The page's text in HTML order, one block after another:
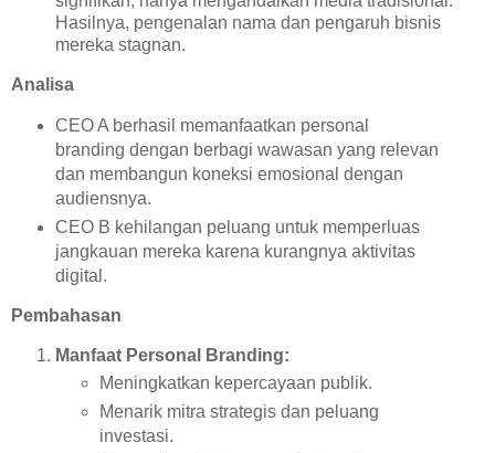
Hasilnya, pengenalan nama dan pengaruh bisnis
mereka stagnan.
Analisa
CEO A berhasil memanfaatkan personal
branding dengan berbagi wawasan yang relevan
dan membangun koneksi emosional dengan
audiensnya.
CEO B kehilangan peluang untuk memperluas
jangkauan mereka karena kurangnya aktivitas
digital.
Pembahasan
Manfaat Personal Branding:
Meningkatkan kepercayaan publik.
Menarik mitra strategis dan peluang
investasi.